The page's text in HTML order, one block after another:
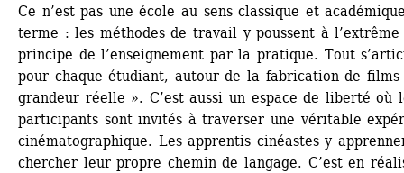
Ce n’est pas une école au sens classique et
terme : les méthodes de travail y poussent à
principe de l’enseignement par la pratique. Tout
pour chaque étudiant, autour de la fabrication de films
grandeur réelle ». C’est aussi un espace de liberté où
participants sont invités à traverser une véritable
cinématographique. Les apprentis cinéastes y
chercher leur propre chemin de langage. C’est en